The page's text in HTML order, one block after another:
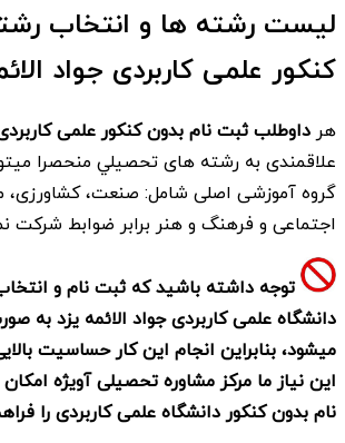
لیست رشته ها و انتخاب
کنکور علمی کاربردی جواد
هرداوطلب ثبت نام بدون کنکور علمی
علاقمندی به رشته های تحصيلي منحصرا
گروه آموزشی اصلی شامل: صنعت،
اجتماعی و فرهنگ و هنر برابر ضوابط شركت
توجه داشته باشید که ثبت نام و
دانشگاه علمی کاربردی جواد الائمه یزد به
میشود، بنابراین انجام این کار حساسیت
این نیاز ما مرکز مشاوره تحصیلی آویژه
نام بدون کنکور دانشگاه علمی کاربردی را